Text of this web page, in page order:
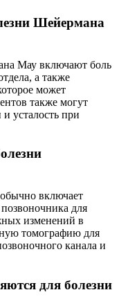
Шейермана
Мау включают боль
а также
может
также могут
усталость при
включает
для
изменений в
томографию для
канала и
для болезни